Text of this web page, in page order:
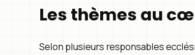
Les thèmes au
Selon plusieurs responsables